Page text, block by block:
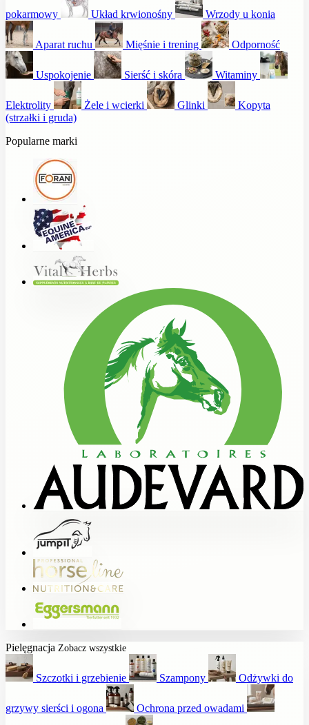
pokarmowy Układ krwionośny Wrzody u konia
Aparat ruchu Mięśnie i trening Odporność
Uspokojenie Sierść i skóra Witaminy
Elektrolity Żele i wcierki Glinki
Kopyta
(strzałki i gruda)
Popularne marki
Pielęgnacja Zobacz wszystkie
Szczotki i grzebienie Szampony Odżywki do
grzywy sierści i ogona Ochrona przed owadami